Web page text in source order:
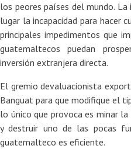
los peores países del mundo.
lugar la incapacidad para hacer
principales impedimentos que
guatemaltecos puedan
inversión extranjera directa.
El gremio devaluacionista
Banguat para que modifique el
lo único que provoca es minar
y destruir uno de las pocas
guatemalteco es eficiente.